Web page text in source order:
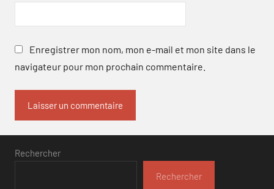
Enregistrer mon nom, mon e-mail et mon site dans le
navigateur pour mon prochain commentaire.
Rechercher
Rechercher